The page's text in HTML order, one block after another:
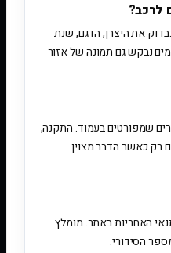
לרכב?
את היצרן, הדגם, שנת
נבקש גם תמונה של אזור
שמפורטים בעמוד. התקנה,
רק כאשר הדבר מצוין
האחריות באתר. מומלץ
הסידורי.